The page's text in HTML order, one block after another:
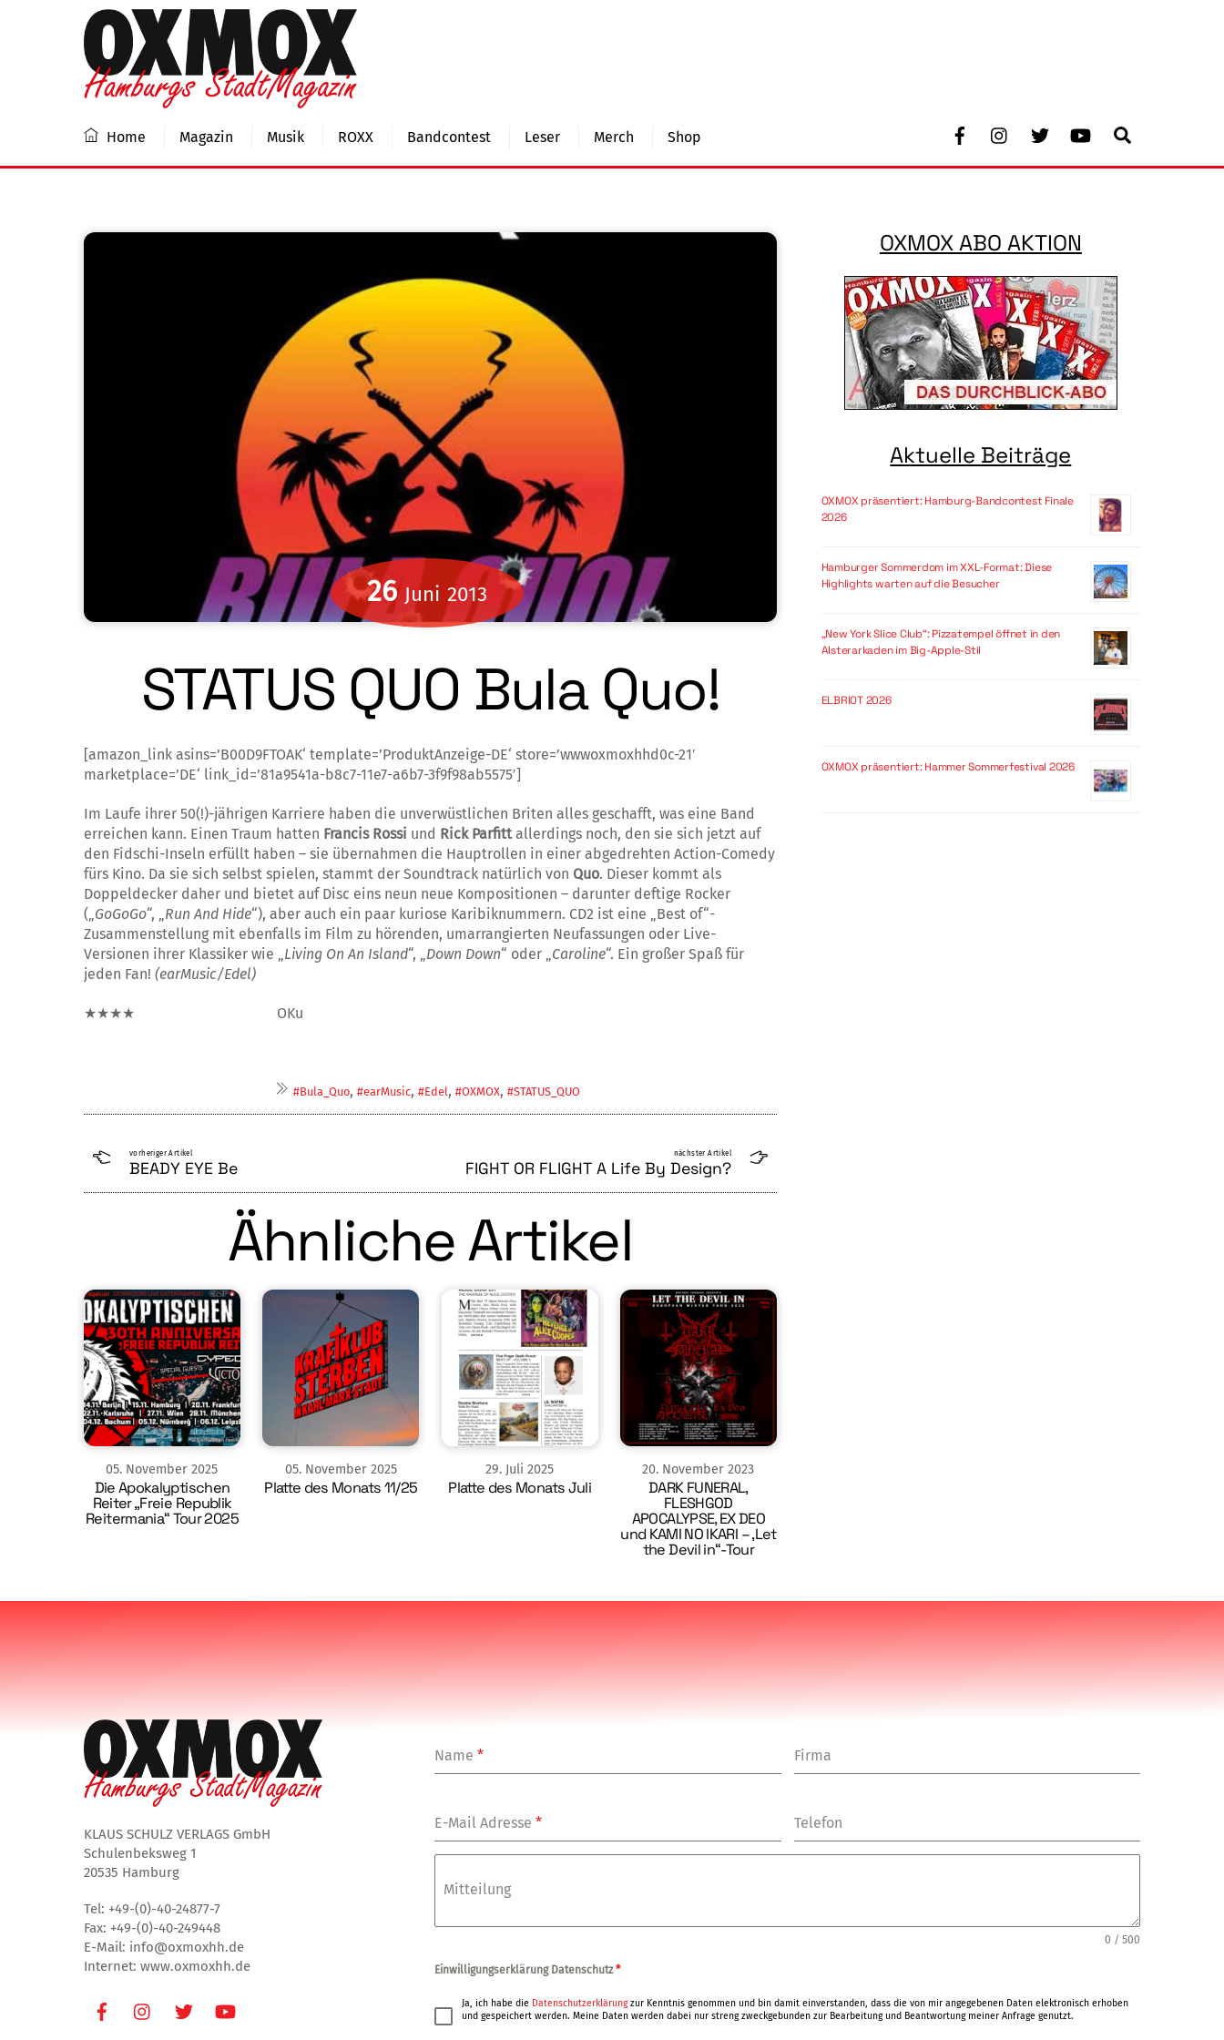
Facebook Youtube
Home Magazin Musik ROXX Bandcontest Leser Merch Shop
26 Juni 2013
STATUS QUO Bula Quo!
[amazon_link asins=’B00D9FTOAK‘ template=’ProduktAnzeige-DE‘ store=’wwwoxmoxhhd0c-21′
marketplace=’DE‘ link_id=’81a9541a-b8c7-11e7-a6b7-3f9f98ab5575′]
Im Laufe ihrer 50(!)-jährigen Karriere haben die unverwüstlichen Briten alles geschafft, was eine Band
erreichen kann. Einen Traum hatten Francis Rossi und Rick Parfittallerdings noch, den sie sich jetzt auf
den Fidschi-Inseln erfüllt haben – sie übernahmen die Hauptrollen in einer abgedrehten Action-Comedy
fürs Kino. Da sie sich selbst spielen, stammt der Soundtrack natürlich von Quo. Dieser kommt als
Doppeldecker daher und bietet auf Disc eins neun neue Kompositionen – da­runter deftige Rocker
(„GoGoGo“, „Run And Hide“), aber auch ein paar kuriose Karibiknummern. CD2 ist eine „Best of“-
Zusammenstellung mit eben­falls im Film zu hörenden, umar­ran­gierten Neufassungen oder Live-
Versionen ihrer Klassiker wie „Living On An Island“, „Down Down“ oder „Caroline“. Ein großer Spaß für
jeden Fan! (earMusic/Edel)
★★★★ OKu
#Bula_Quo, #earMusic, #Edel, #OXMOX, #STATUS_QUO
vorheriger Artikel
BEADY EYE Be
nächster Artikel
FIGHT OR FLIGHT A Life By Design?
Ähnliche Artikel
05. November 2025
Die Apokalyptischen
Reiter „Freie Republik
Reitermania“ Tour 2025
05. November 2025
Platte des Monats 11/25
29. Juli 2025
Platte des Monats Juli
20. November 2023
DARK FUNERAL,
FLESHGOD
APOCALYPSE, EX DEO
und KAMI NO IKARI – ‚Let
the Devil in“-Tour
OXMOX ABO AKTION
Aktuelle Beiträge
OXMOX präsentiert: Hamburg-Bandcontest Finale
2026
Hamburger Sommerdom im XXL-Format: Diese
Highlights warten auf die Besucher
„New York Slice Club“: Pizzatempel öffnet in den
Alsterarkaden im Big-Apple-Stil
ELBRIOT 2026
OXMOX präsentiert: Hammer Sommerfestival 2026
KLAUS SCHULZ VERLAGS GmbH
Schulenbeksweg 1
20535 Hamburg
Tel: +49-(0)-40-24877-7
Fax: +49-(0)-40-249448
E-Mail: info@oxmoxhh.de
Internet: www.oxmoxhh.de
FacebookInstagramTwitter
Name* Firma
E-Mail Adresse* Telefon
Mitteilung
0 / 500
Einwilligungserklärung Datenschutz*
Ja, ich habe die Datenschutzerklärungzur Kenntnis genommen und bin damit einverstanden, dass die von mir angegebenen Daten elektronisch erhoben
und gespeichert werden. Meine Daten werden dabei nur streng zweckgebunden zur Bearbeitung und Beantwortung meiner Anfrage genutzt.